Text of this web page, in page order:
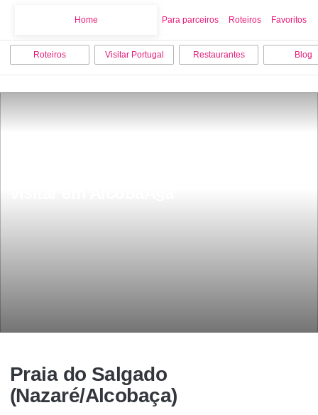
Home Para parceiros Roteiros Favoritos
Roteiros Visitar Portugal Restaurantes Blog
Praia do Salgado
(Nazaré/Alcobaça)